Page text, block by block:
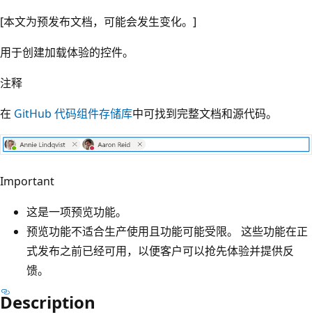
[本文为预发布文档，可能会发生变化。]
用于创建加载体验的控件。
注释
在 GitHub 代码组件存储库中可找到完整文档和源代码。
Important
这是一项预览功能。
预览功能不适合生产使用且功能可能受限。 这些功能在正
式发布之前已经可用，以便客户可以抢先体验并提供反
馈。
Description